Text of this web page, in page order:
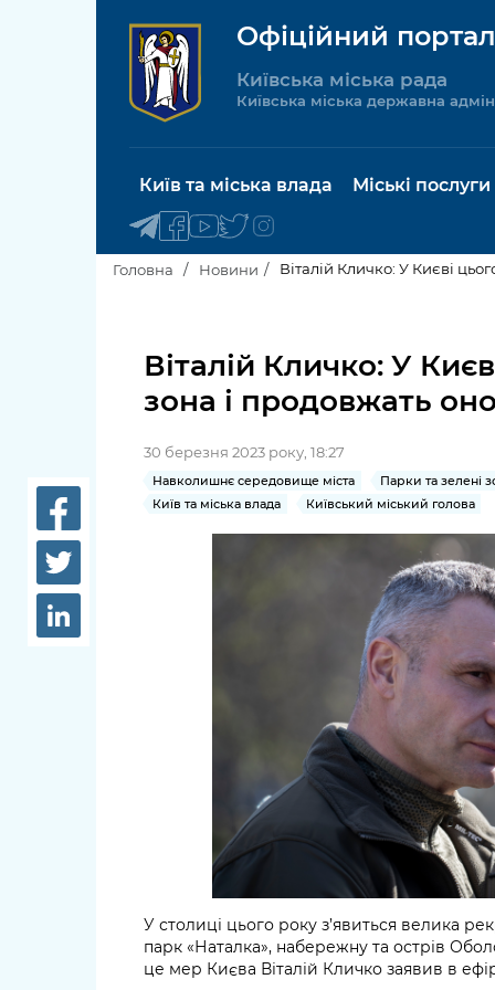
Офіційний
Київська міська рада
Київська міська державна
Київ та міська влада
Київська міська рада
Керівництво КМДА
Рішення та розпорядження
Проєкти розпоряджень, що
перебувають на погодженні
Міські послуги
послуги
Пільги,
Паспорт,
довідки
Лікарні
Освіта та
заклади
Дороги,
парковки
Головна Новини Віталій Кличко: У Києві
Віталій Кличко: У
зона і продовжать
30 березня 2023 року, 18:27
Навколишнє середовище міста Парки та зелені
Київ та міська влада
Київський міський голова
У столиці цього року з’явиться велика
парк «Наталка», набережну та острів
це мер Києва Віталій Кличко заявив в